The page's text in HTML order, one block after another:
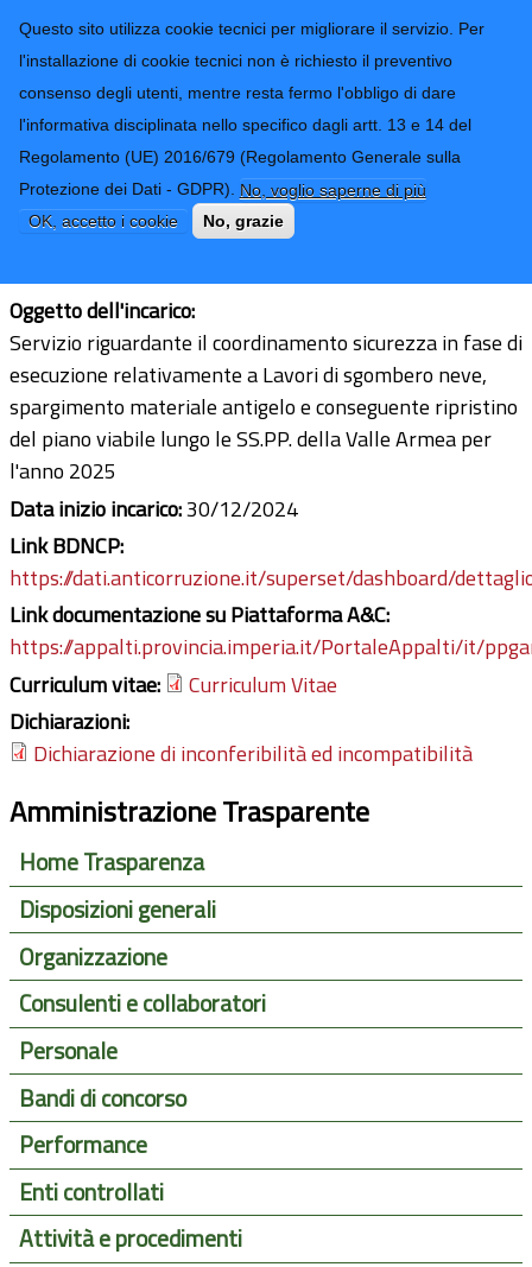
Questo sito utilizza cookie tecnici per migliorare il servizio. Per
l'installazione di cookie tecnici non è richiesto il preventivo
consenso degli utenti, mentre resta fermo l'obbligo di dare
l'informativa disciplinata nello specifico dagli artt. 13 e 14 del
Regolamento (UE) 2016/679 (Regolamento Generale sulla
Protezione dei Dati - GDPR). No, voglio saperne di più
OK, accetto i cookie
No, grazie
Provincia di
Imperia
CONTATTI-URP
TRASPARENZA
Form di ricerca
Geom. Cristian Alberti
Ultimo aggiornamento: 15/01/2025 - 12:14
Oggetto dell'incarico:
Servizio riguardante il coordinamento sicurezza in fase di
esecuzione relativamente a Lavori di sgombero neve,
spargimento materiale antigelo e conseguente ripristino
del piano viabile lungo le SS.PP. della Valle Armea per
l'anno 2025
Data inizio incarico:30/12/2024
Link BDNCP:
https://dati.anticorruzione.it/superset/dashboard/
Link documentazione su Piattaforma A&C:
https://appalti.provincia.imperia.it/PortaleAppalti/it/
Curriculum vitae:
Curriculum Vitae
Dichiarazioni:
Dichiarazione di inconferibilità ed incompatibilità
Amministrazione Trasparente
Home Trasparenza
Disposizioni generali
Organizzazione
Consulenti e collaboratori
Personale
Bandi di concorso
Performance
Enti controllati
Attività e procedimenti